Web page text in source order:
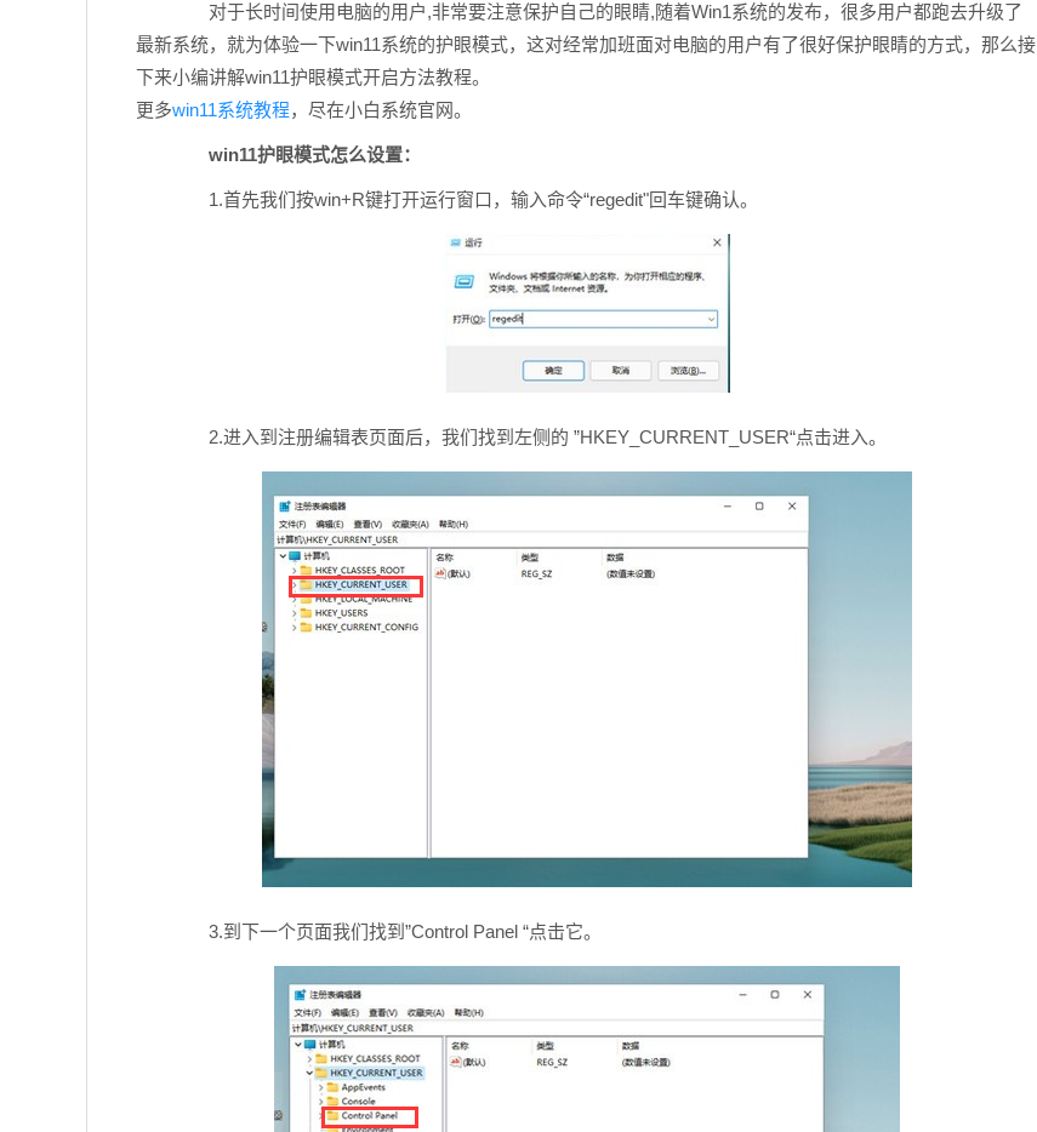
对于长时间使用电脑的用户,非常要注意保护自己的眼睛,随着Win1系统的发布，很多用户都跑去升级了
最新系统，就为体验一下win11系统的护眼模式，这对经常加班面对电脑的用户有了很好保护眼睛的方式，那么接
下来小编讲解win11护眼模式开启方法教程。
更多win11系统教程，尽在小白系统官网。
win11护眼模式怎么设置：
1.首先我们按win+R键打开运行窗口，输入命令“regedit"回车键确认。
2.进入到注册编辑表页面后，我们找到左侧的 ”HKEY_CURRENT_USER“点击进入。
3.到下一个页面我们找到”Control Panel “点击它。